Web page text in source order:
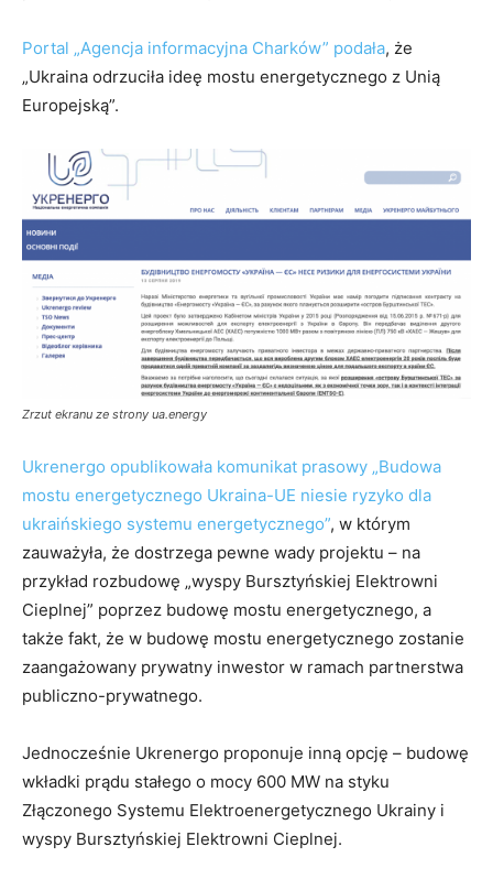
Portal „Agencja informacyjna Charków” podała, że
„Ukraina odrzuciła ideę mostu energetycznego z Unią
Europejską”.
Zrzut ekranu ze strony ua.energy
Ukrenergo opublikowała komunikat prasowy „Budowa
mostu energetycznego Ukraina-UE niesie ryzyko dla
ukraińskiego systemu energetycznego”, w którym
zauważyła, że dostrzega pewne wady projektu – na
przykład rozbudowę „wyspy Bursztyńskiej Elektrowni
Cieplnej” poprzez budowę mostu energetycznego, a
także fakt, że w budowę mostu energetycznego zostanie
zaangażowany prywatny inwestor w ramach partnerstwa
publiczno-prywatnego.
Jednocześnie Ukrenergo proponuje inną opcję – budowę
wkładki prądu stałego o mocy 600 MW na styku
Złączonego Systemu Elektroenergetycznego Ukrainy i
wyspy Bursztyńskiej Elektrowni Cieplnej.